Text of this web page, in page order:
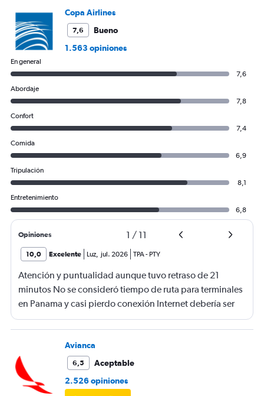
Copa Airlines
7,6
Bueno
1.563 opiniones
En general
7,6
Abordaje
7,8
Confort
7,4
Comida
6,9
Tripulación
8,1
Entretenimiento
6,8
Opiniones 1 / 11
10,0 Excelente Luz, jul. 2026 TPA- PTY
Atención y puntualidad aunque tuvo retraso de 21
minutos No se consideró tiempo de ruta para terminales
en Panama y casi pierdo conexión Internet debería ser
gratis
Avianca
6,5
Aceptable
2.526 opiniones